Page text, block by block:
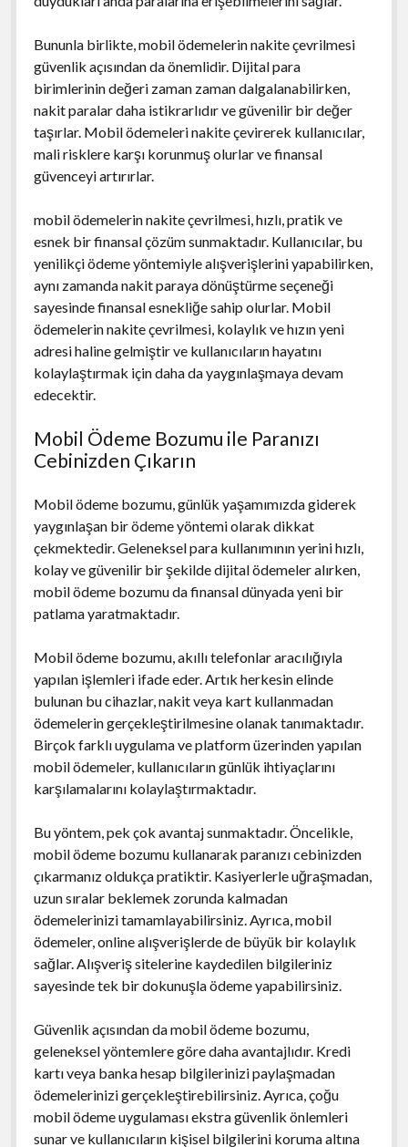
Bununla birlikte, mobil ödemelerin nakite çevrilmesi
güvenlik açısından da önemlidir. Dijital para
birimlerinin değeri zaman zaman dalgalanabilirken,
nakit paralar daha istikrarlıdır ve güvenilir bir değer
taşırlar. Mobil ödemeleri nakite çevirerek kullanıcılar,
mali risklere karşı korunmuş olurlar ve finansal
güvenceyi artırırlar.
mobil ödemelerin nakite çevrilmesi, hızlı, pratik ve
esnek bir finansal çözüm sunmaktadır. Kullanıcılar, bu
yenilikçi ödeme yöntemiyle alışverişlerini yapabilirken,
aynı zamanda nakit paraya dönüştürme seçeneği
sayesinde finansal esnekliğe sahip olurlar. Mobil
ödemelerin nakite çevrilmesi, kolaylık ve hızın yeni
adresi haline gelmiştir ve kullanıcıların hayatını
kolaylaştırmak için daha da yaygınlaşmaya devam
edecektir.
Mobil Ödeme Bozumu ile Paranızı
Cebinizden Çıkarın
Mobil ödeme bozumu, günlük yaşamımızda giderek
yaygınlaşan bir ödeme yöntemi olarak dikkat
çekmektedir. Geleneksel para kullanımının yerini hızlı,
kolay ve güvenilir bir şekilde dijital ödemeler alırken,
mobil ödeme bozumu da finansal dünyada yeni bir
patlama yaratmaktadır.
Mobil ödeme bozumu, akıllı telefonlar aracılığıyla
yapılan işlemleri ifade eder. Artık herkesin elinde
bulunan bu cihazlar, nakit veya kart kullanmadan
ödemelerin gerçekleştirilmesine olanak tanımaktadır.
Birçok farklı uygulama ve platform üzerinden yapılan
mobil ödemeler, kullanıcıların günlük ihtiyaçlarını
karşılamalarını kolaylaştırmaktadır.
Bu yöntem, pek çok avantaj sunmaktadır. Öncelikle,
mobil ödeme bozumu kullanarak paranızı cebinizden
çıkarmanız oldukça pratiktir. Kasiyerlerle uğraşmadan,
uzun sıralar beklemek zorunda kalmadan
ödemelerinizi tamamlayabilirsiniz. Ayrıca, mobil
ödemeler, online alışverişlerde de büyük bir kolaylık
sağlar. Alışveriş sitelerine kaydedilen bilgileriniz
sayesinde tek bir dokunuşla ödeme yapabilirsiniz.
Güvenlik açısından da mobil ödeme bozumu,
geleneksel yöntemlere göre daha avantajlıdır. Kredi
kartı veya banka hesap bilgilerinizi paylaşmadan
ödemelerinizi gerçekleştirebilirsiniz. Ayrıca, çoğu
mobil ödeme uygulaması ekstra güvenlik önlemleri
sunar ve kullanıcıların kişisel bilgilerini koruma altına